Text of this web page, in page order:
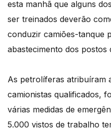
esta manhã que alguns
ser treinados deverão
conduzir camiões-tanque
abastecimento dos postos
As petrolíferas atribuíram
camionistas qualificados,
várias medidas de
5.000 vistos de trabalho